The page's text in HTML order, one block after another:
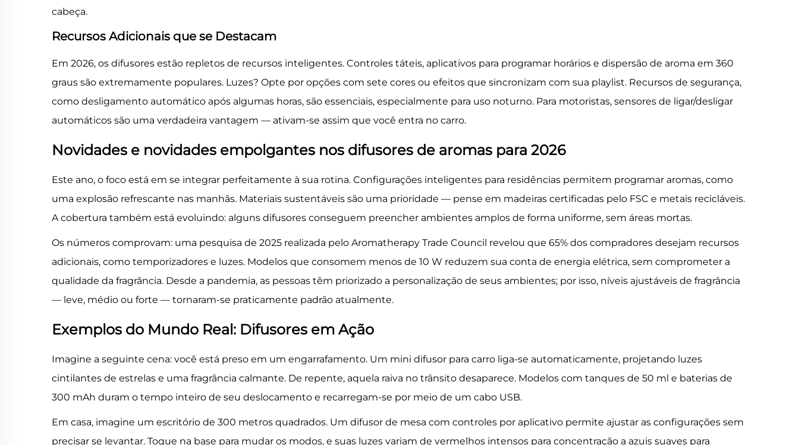
cabeça.
Recursos Adicionais que se Destacam
Em 2026, os difusores estão repletos de recursos inteligentes. Controles táteis, aplicativos para programar horários e dispersão de aroma em 360
graus são extremamente populares. Luzes? Opte por opções com sete cores ou efeitos que sincronizam com sua playlist. Recursos de segurança,
como desligamento automático após algumas horas, são essenciais, especialmente para uso noturno. Para motoristas, sensores de ligar/desligar
automáticos são uma verdadeira vantagem — ativam-se assim que você entra no carro.
Novidades e novidades empolgantes nos difusores de aromas para 2026
Este ano, o foco está em se integrar perfeitamente à sua rotina. Configurações inteligentes para residências permitem programar aromas, como
uma explosão refrescante nas manhãs. Materiais sustentáveis são uma prioridade — pense em madeiras certificadas pelo FSC e metais recicláveis.
A cobertura também está evoluindo: alguns difusores conseguem preencher ambientes amplos de forma uniforme, sem áreas mortas.
Os números comprovam: uma pesquisa de 2025 realizada pelo Aromatherapy Trade Council revelou que 65% dos compradores desejam recursos
adicionais, como temporizadores e luzes. Modelos que consomem menos de 10 W reduzem sua conta de energia elétrica, sem comprometer a
qualidade da fragrância. Desde a pandemia, as pessoas têm priorizado a personalização de seus ambientes; por isso, níveis ajustáveis de fragrância
— leve, médio ou forte — tornaram-se praticamente padrão atualmente.
Exemplos do Mundo Real: Difusores em Ação
Imagine a seguinte cena: você está preso em um engarrafamento. Um mini difusor para carro liga-se automaticamente, projetando luzes
cintilantes de estrelas e uma fragrância calmante. De repente, aquela raiva no trânsito desaparece. Modelos com tanques de 50 ml e baterias de
300 mAh duram o tempo inteiro de seu deslocamento e recarregam-se por meio de um cabo USB.
Em casa, imagine um escritório de 300 metros quadrados. Um difusor de mesa com controles por aplicativo permite ajustar as configurações sem
precisar se levantar. Toque na base para mudar os modos, e suas luzes variam de vermelhos intensos para concentração a azuis suaves para